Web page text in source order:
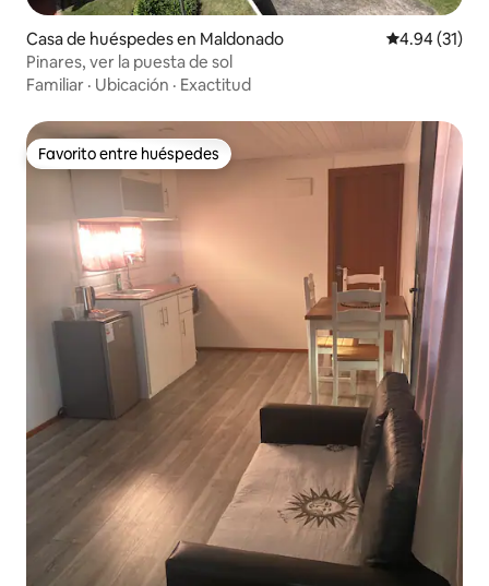
Casa de huéspedes en Maldonado Calificación
4.94 (31)
Pinares, ver la puesta de sol
Familiar · Ubicación · Exactitud
Favorito entre huéspedes
Favorito entre huéspedes